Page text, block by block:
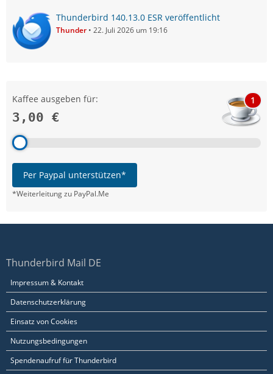
Thunderbird 140.13.0 ESR veröffentlicht
Thunder 22. Juli 2026 um 19:16
Kaffee ausgeben für:
3,00 €
1
Per Paypal unterstützen*
*Weiterleitung zu PayPal.Me
Thunderbird Mail DE
Impressum & Kontakt
Datenschutzerklärung
Einsatz von Cookies
Nutzungsbedingungen
Spendenaufruf für Thunderbird